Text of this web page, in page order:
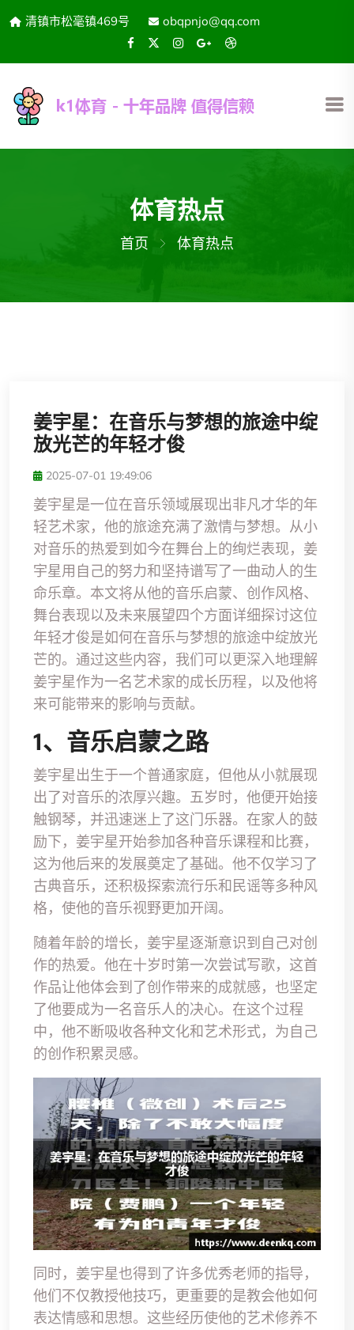
清镇市松毫镇469号 obqpnjo@qq.com
体育热点
首页 体育热点
姜宇星：在音乐与梦想的旅途中绽
放光芒的年轻才俊
2025-07-01 19:49:06
姜宇星是一位在音乐领域展现出非凡才华的年
轻艺术家，他的旅途充满了激情与梦想。从小
对音乐的热爱到如今在舞台上的绚烂表现，姜
宇星用自己的努力和坚持谱写了一曲动人的生
命乐章。本文将从他的音乐启蒙、创作风格、
舞台表现以及未来展望四个方面详细探讨这位
年轻才俊是如何在音乐与梦想的旅途中绽放光
芒的。通过这些内容，我们可以更深入地理解
姜宇星作为一名艺术家的成长历程，以及他将
来可能带来的影响与贡献。
1、音乐启蒙之路
姜宇星出生于一个普通家庭，但他从小就展现
出了对音乐的浓厚兴趣。五岁时，他便开始接
触钢琴，并迅速迷上了这门乐器。在家人的鼓
励下，姜宇星开始参加各种音乐课程和比赛，
这为他后来的发展奠定了基础。他不仅学习了
古典音乐，还积极探索流行乐和民谣等多种风
格，使他的音乐视野更加开阔。
随着年龄的增长，姜宇星逐渐意识到自己对创
作的热爱。他在十岁时第一次尝试写歌，这首
作品让他体会到了创作带来的成就感，也坚定
了他要成为一名音乐人的决心。在这个过程
中，他不断吸收各种文化和艺术形式，为自己
的创作积累灵感。
同时，姜宇星也得到了许多优秀老师的指导，
他们不仅教授他技巧，更重要的是教会他如何
表达情感和思想。这些经历使他的艺术修养不